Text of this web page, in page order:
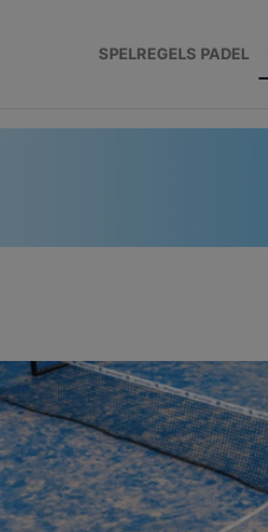
SPELREGELS PADEL